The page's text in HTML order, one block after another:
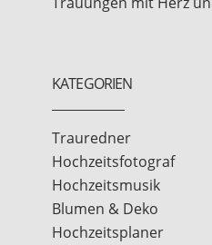
KATEGORIEN
Trauredner
Hochzeitsfotograf
Hochzeitsmusik
Blumen & Deko
Hochzeitsplaner